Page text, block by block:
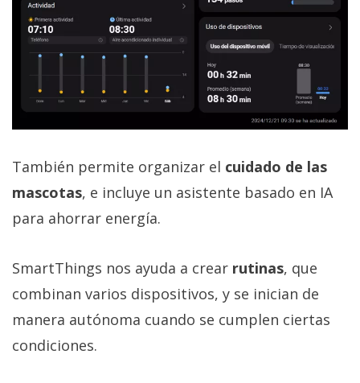
También permite organizar el cuidado de las
mascotas, e incluye un asistente basado en IA
para ahorrar energía.
SmartThings nos ayuda a crear rutinas, que
combinan varios dispositivos, y se inician de
manera autónoma cuando se cumplen ciertas
condiciones.